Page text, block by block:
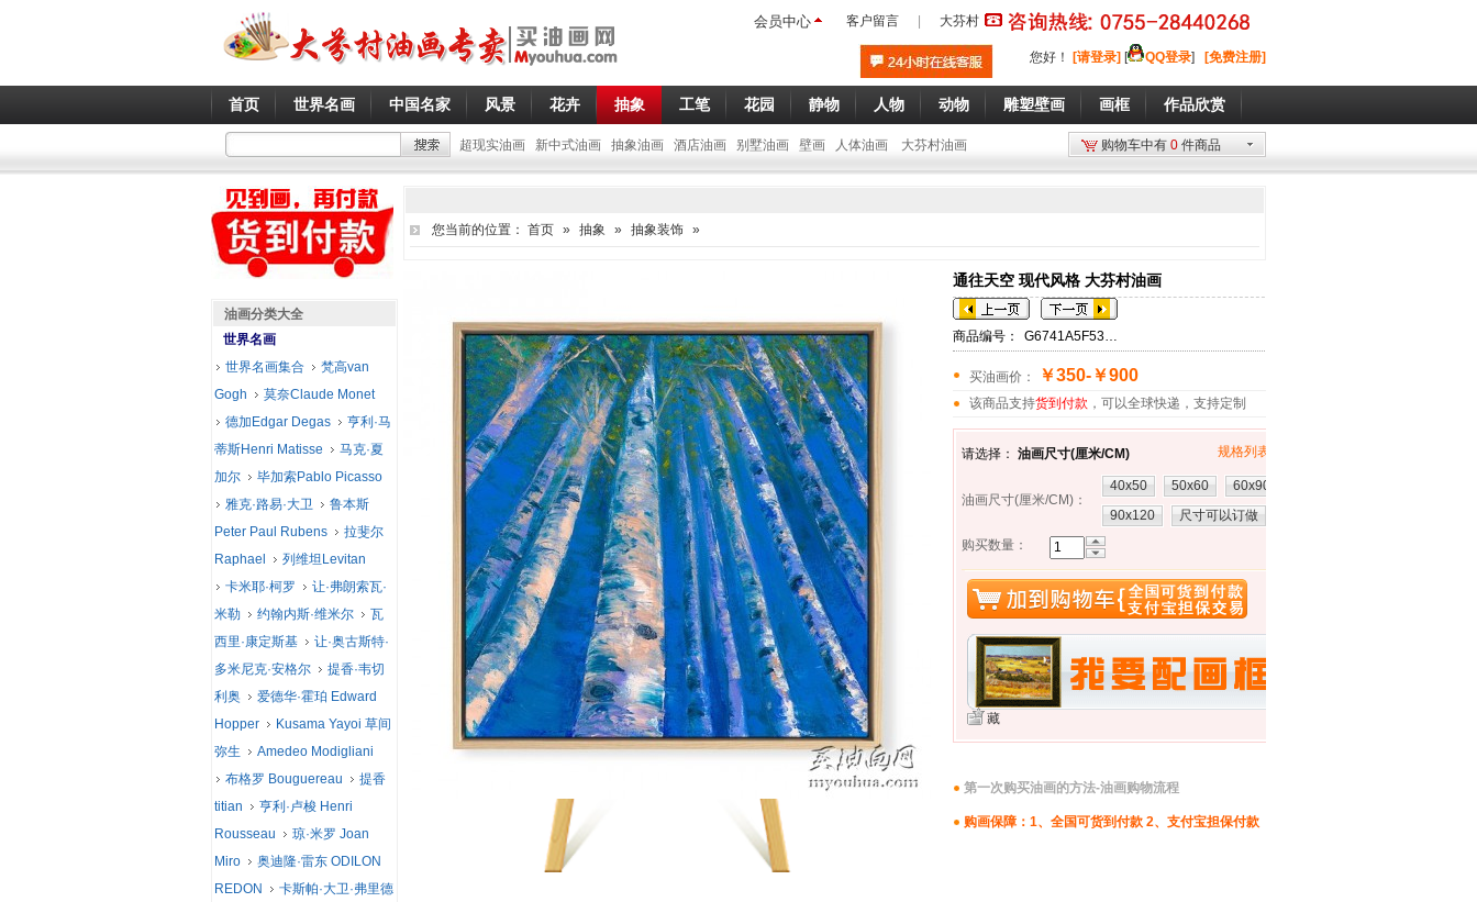
会员中心 客户留言 大芬村
您好 ！ [请登录] [ QQ登录] [免费注册]
首页 世界名画 中国名家 风景 花卉 抽象 工笔 花园 静物 人物 动物 雕塑壁画 画框 作品欣赏
超现实油画 新中式油画 抽象油画 酒店油画 别墅油画 壁画 人体油画 大芬村油画 购物车中有 0 件商品
您当前的位置： 首页 » 抽象 » 抽象装饰 »
通往天空 现代风格 大芬村油画
商品编号： G6741A5F53D773
买油画价： ￥350-￥900
该商品支持货到付款 ，可以全球快递，支持定制
请选择： 油画尺寸(厘米/CM) 规格列表»»
油画尺寸(厘米/CM) ：
40x50 50x60
60x90
90x120
尺寸可以订做
购买数量：
藏
第一次购买油画的方法-油画购物流程
购画保障：1、全国可货到付款 2、支付宝担保付款
油画分类大全
世界名画
世界名画集合
梵高van
Gogh
莫奈Claude Monet
德加Edgar Degas
亨利·马
蒂斯Henri Matisse
马克·夏
加尔
毕加索Pablo Picasso
雅克·路易·大卫
鲁本斯
Peter Paul Rubens
拉斐尔
Raphael
列维坦Levitan
卡米耶·柯罗
让·弗朗索瓦·
米勒
约翰内斯·维米尔
瓦
西里·康定斯基
让·奥古斯特·
多米尼克·安格尔
提香·韦切
利奥
爱德华·霍珀 Edward
Hopper
Kusama Yayoi 草间
弥生
Amedeo Modigliani
布格罗 Bouguereau
提香
titian
亨利·卢梭 Henri
Rousseau
琼·米罗 Joan
Miro
奥迪隆·雷东 ODILON
REDON
卡斯帕·大卫·弗里德